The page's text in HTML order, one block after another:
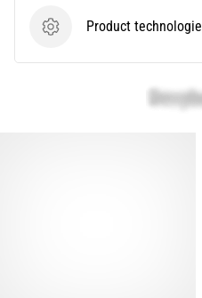
Product technologie
Product technologie